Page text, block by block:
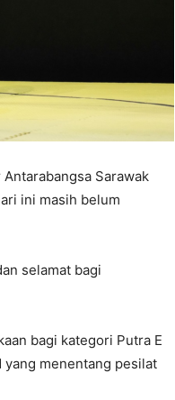
Sarawak
ini masih belum
selamat bagi
bagi kategori Putra E
yang menentang pesilat